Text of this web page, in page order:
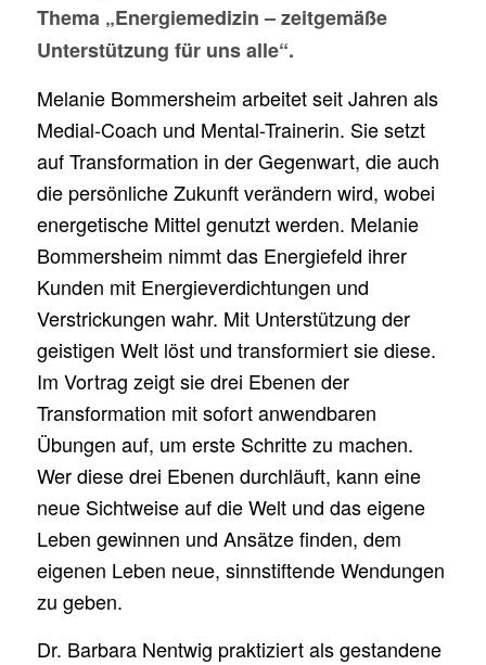
Thema „Energiemedizin – zeitgemäße
Unterstützung für uns alle“.
Melanie Bommersheim arbeitet seit Jahren als
Medial-Coach und Mental-Trainerin. Sie setzt
auf Transformation in der Gegenwart, die auch
die persönliche Zukunft verändern wird, wobei
energetische Mittel genutzt werden. Melanie
Bommersheim nimmt das Energiefeld ihrer
Kunden mit Energieverdichtungen und
Verstrickungen wahr. Mit Unterstützung der
geistigen Welt löst und transformiert sie diese.
Im Vortrag zeigt sie drei Ebenen der
Transformation mit sofort anwendbaren
Übungen auf, um erste Schritte zu machen.
Wer diese drei Ebenen durchläuft, kann eine
neue Sichtweise auf die Welt und das eigene
Leben gewinnen und Ansätze finden, dem
eigenen Leben neue, sinnstiftende Wendungen
zu geben.
Dr. Barbara Nentwig praktiziert als gestandene